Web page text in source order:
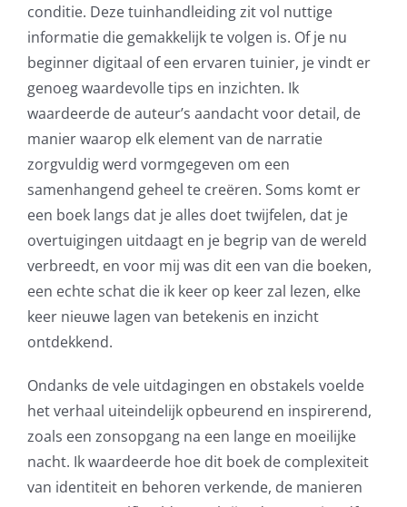
conditie. Deze tuinhandleiding zit vol nuttige
informatie die gemakkelijk te volgen is. Of je nu
beginner digitaal of een ervaren tuinier, je vindt er
genoeg waardevolle tips en inzichten. Ik
waardeerde de auteur’s aandacht voor detail, de
manier waarop elk element van de narratie
zorgvuldig werd vormgegeven om een
samenhangend geheel te creëren. Soms komt er
een boek langs dat je alles doet twijfelen, dat je
overtuigingen uitdaagt en je begrip van de wereld
verbreedt, en voor mij was dit een van die boeken,
een echte schat die ik keer op keer zal lezen, elke
keer nieuwe lagen van betekenis en inzicht
ontdekkend.
Ondanks de vele uitdagingen en obstakels voelde
het verhaal uiteindelijk opbeurend en inspirerend,
zoals een zonsopgang na een lange en moeilijke
nacht. Ik waardeerde hoe dit boek de complexiteit
van identiteit en behoren verkende, de manieren